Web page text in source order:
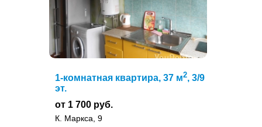
1-комнатная квартира, 37 м2, 3/9
эт.
от 1 700 руб.
К. Маркса, 9